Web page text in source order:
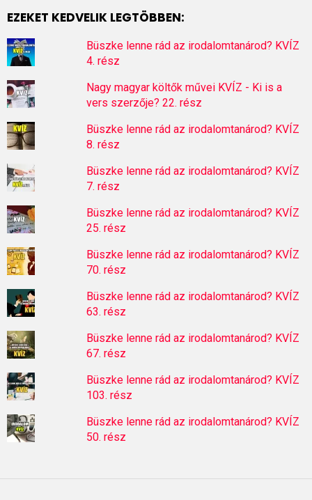
EZEKET KEDVELIK LEGTÖBBEN:
Büszke lenne rád az irodalomtanárod? KVÍZ
4. rész
Nagy magyar költők művei KVÍZ - Ki is a
vers szerzője? 22. rész
Büszke lenne rád az irodalomtanárod? KVÍZ
8. rész
Büszke lenne rád az irodalomtanárod? KVÍZ
7. rész
Büszke lenne rád az irodalomtanárod? KVÍZ
25. rész
Büszke lenne rád az irodalomtanárod? KVÍZ
70. rész
Büszke lenne rád az irodalomtanárod? KVÍZ
63. rész
Büszke lenne rád az irodalomtanárod? KVÍZ
67. rész
Büszke lenne rád az irodalomtanárod? KVÍZ
103. rész
Büszke lenne rád az irodalomtanárod? KVÍZ
50. rész